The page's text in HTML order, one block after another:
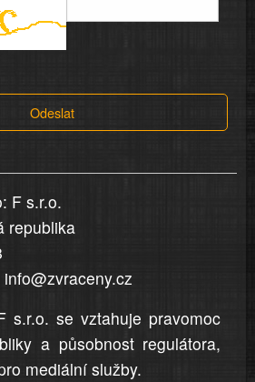
Odeslat
F s.r.o.
republika
s.r.o. se vztahuje pravomoc
a působnost regulátora,
mediální služby.